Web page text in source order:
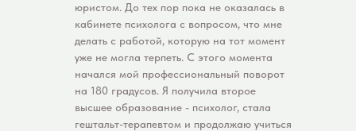
юристом. До тех пор пока не оказалась в
кабинете психолога с вопросом, что мне
делать с работой, которую на тот момент
уже не могла терпеть. С этого момента
начался мой профессиональный поворот
на 180 градусов. Я получила второе
высшее образование - психолог, стала
гештальт-терапевтом и продолжаю учиться